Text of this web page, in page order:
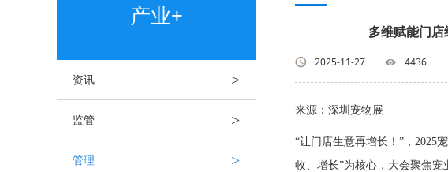
产业+
资讯 >
监管 >
管理 >
多维赋能门
2025-11-27 4436
来源：深圳宠物展
“让门店生意再增长！”，2025
收、增长”为核心，大会聚焦宠